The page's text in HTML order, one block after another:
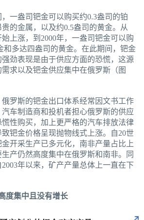
，一盎司钯金可以购买约0.3盎司的铂
的金属，以及约0.5盎司的黄金。从
上涨，到2000年，一盎司钯金可以购
和多达四盎司的黄金。在此期间，钯金
劲表现是由于供应方面的恐慌，这源
求以及钯金供应集中在俄罗斯（图
俄罗斯的钯金出口体系经常因文书工作
车制造商和投机者担心俄罗斯的供应
性购买，加上更严格的汽车排放法律
钯金价格呈现抛物线式上涨。自20世
开采生产已多元化，南非产量占比上
产仍然高度集中在俄罗斯和南非。同
年以来，矿产产量总体上一直在下
度集中且没有增长